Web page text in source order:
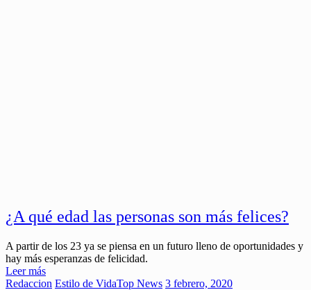
¿A qué edad las personas son más felices?
A partir de los 23 ya se piensa en un futuro lleno de oportunidades y
hay más esperanzas de felicidad.
Leer más
Redaccion Estilo de VidaTop News 3 febrero, 2020